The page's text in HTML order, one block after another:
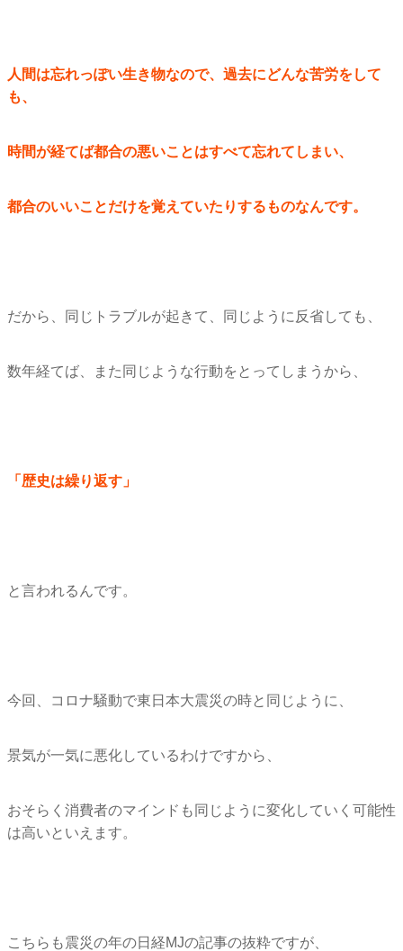
人間は忘れっぽい生き物なので、過去にどんな苦労をして
も、
時間が経てば都合の悪いことはすべて忘れてしまい、
都合のいいことだけを覚えていたりするものなんです。
だから、同じトラブルが起きて、同じように反省しても、
数年経てば、また同じような行動をとってしまうから、
「歴史は繰り返す」
と言われるんです。
今回、コロナ騒動で東日本大震災の時と同じように、
景気が一気に悪化しているわけですから、
おそらく消費者のマインドも同じように変化していく可能性
は高い といえます。
こちらも震災の年の日経MJの記事の抜粋ですが、